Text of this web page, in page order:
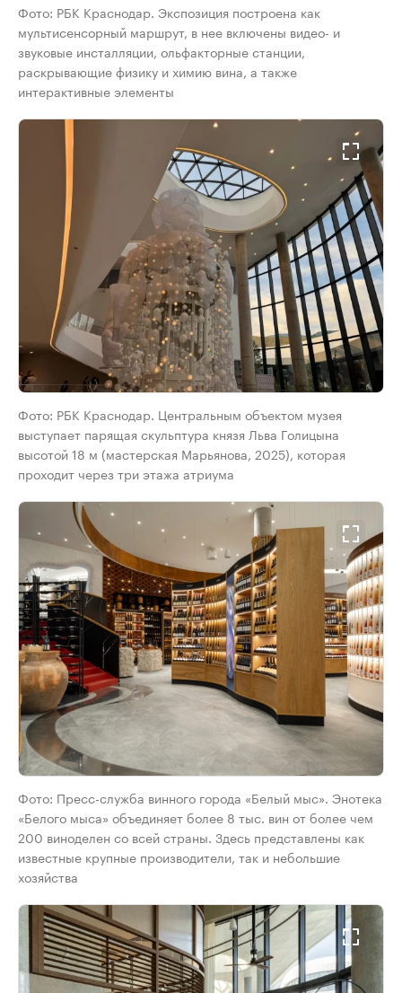
Фото: РБК Краснодар. Экспозиция построена как
мультисенсорный маршрут, в нее включены видео- и
звуковые инсталляции, ольфакторные станции,
раскрывающие физику и химию вина, а также
интерактивные элементы
Фото: РБК Краснодар. Центральным объектом музея
выступает парящая скульптура князя Льва Голицына
высотой 18 м (мастерская Марьянова, 2025), которая
проходит через три этажа атриума
Фото: Пресс-служба винного города «Белый мыс». Энотека
«Белого мыса» объединяет более 8 тыс. вин от более чем
200 виноделен со всей страны. Здесь представлены как
известные крупные производители, так и небольшие
хозяйства